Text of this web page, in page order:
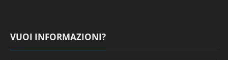
VUOI INFORMAZIONI?